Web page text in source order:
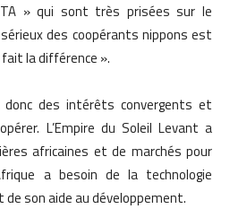
» qui sont très prisées sur le
des coopérants nippons est
la différence ».
des intérêts convergents et
L’Empire du Soleil Levant a
africaines et de marchés pour
a besoin de la technologie
son aide au développement.